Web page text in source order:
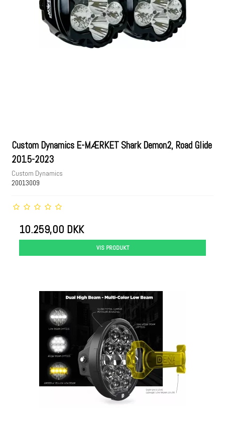
Custom Dynamics E-MÆRKET Shark Demon2, Road Glide
2015-2023
Custom Dynamics
20013009
10.259,00 DKK
VIS PRODUKT